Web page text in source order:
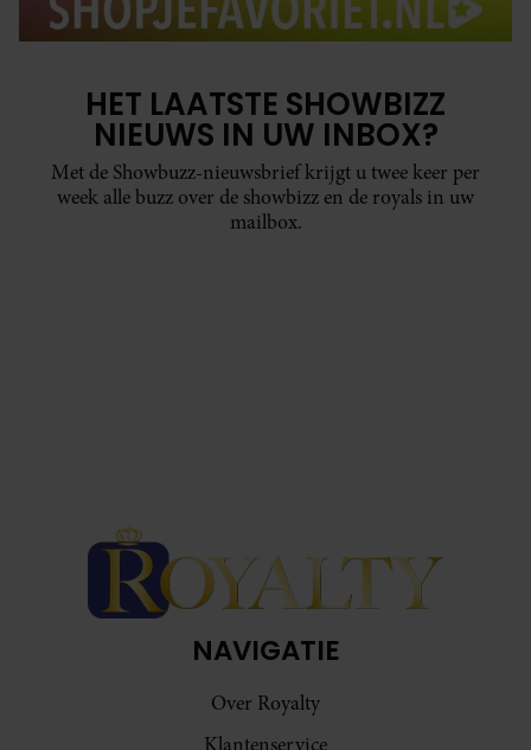
HET LAATSTE SHOWBIZZ
NIEUWS IN UW INBOX?
Met de Showbuzz-nieuwsbrief krijgt u twee keer per
week alle buzz over de showbizz en de royals in uw
mailbox.
NAVIGATIE
Over Royalty
Klantenservice